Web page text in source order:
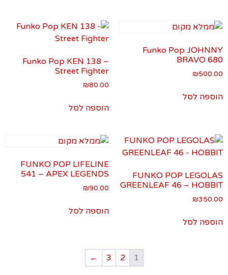
Funko Pop JOHNNY
BRAVO 680
₪500.00
הוספה לסל
Funko Pop KEN 138 –
Street Fighter
₪80.00
הוספה לסל
FUNKO POP LEGOLAS
GREENLEAF 46 – HOBBIT
₪350.00
הוספה לסל
FUNKO POP LIFELINE
541 – APEX LEGENDS
₪90.00
הוספה לסל
1
2
3
←